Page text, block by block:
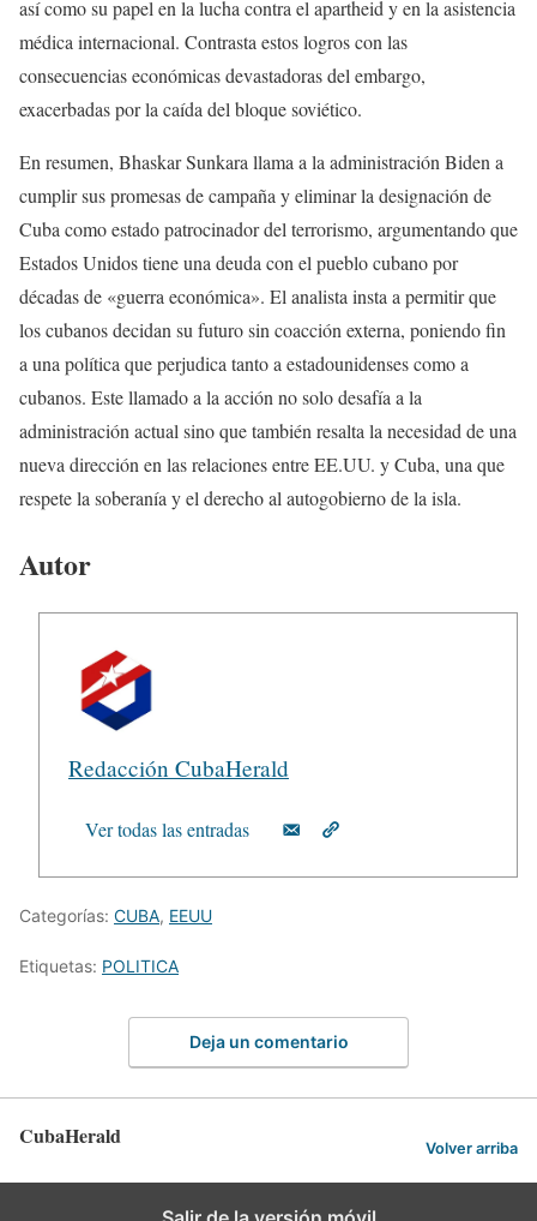
así como su papel en la lucha contra el apartheid y en la asistencia
médica internacional. Contrasta estos logros con las
consecuencias económicas devastadoras del embargo,
exacerbadas por la caída del bloque soviético.
En resumen, Bhaskar Sunkara llama a la administración Biden a
cumplir sus promesas de campaña y eliminar la designación de
Cuba como estado patrocinador del terrorismo, argumentando que
Estados Unidos tiene una deuda con el pueblo cubano por
décadas de «guerra económica». El analista insta a permitir que
los cubanos decidan su futuro sin coacción externa, poniendo fin
a una política que perjudica tanto a estadounidenses como a
cubanos. Este llamado a la acción no solo desafía a la
administración actual sino que también resalta la necesidad de una
nueva dirección en las relaciones entre EE.UU. y Cuba, una que
respete la soberanía y el derecho al autogobierno de la isla.
Autor
Redacción CubaHerald
Ver todas las entradas
Categorías: CUBA, EEUU
Etiquetas: POLITICA
Deja un comentario
CubaHerald Volver arriba